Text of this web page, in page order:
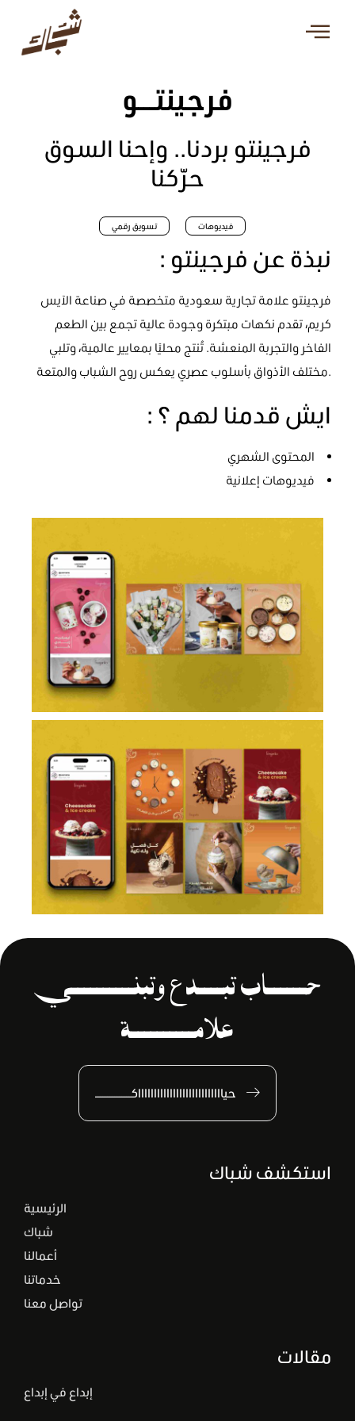
فرجينتـــو
فرجينتو بردنا.. وإحنا السوق
حرّكنا
تسويق رقمي فيديوهات
: نبذة عن فرجينتو
فرجينتو علامة تجارية سعودية متخصصة في صناعة الآيس
كريم، تقدم نكهات مبتكرة وجودة عالية تجمع بين الطعم
الفاخر والتجربة المنعشة. تُنتج محليًا بمعايير عالمية، وتلبي
مختلف الأذواق بأسلوب عصري يعكس روح الشباب والمتعة.
: ايش قدمنا لهم ؟
المحتوى الشهري
فيديوهات إعلانية
حــــــاب تبــــدع وتبنــــــــــي
علامــــــــــة
حياااااااااااااااااااااااااااكـــــــــــــــ
استكشف شباك
الرئيسية
شباك
أعمالنا
خدماتنا
تواصل معنا
مقالات
إبداع في إبداع